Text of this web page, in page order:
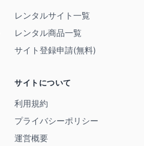
レンタルサイト一覧
レンタル商品一覧
サイト登録申請(無料)
サイトについて
利用規約
プライバシーポリシー
運営概要